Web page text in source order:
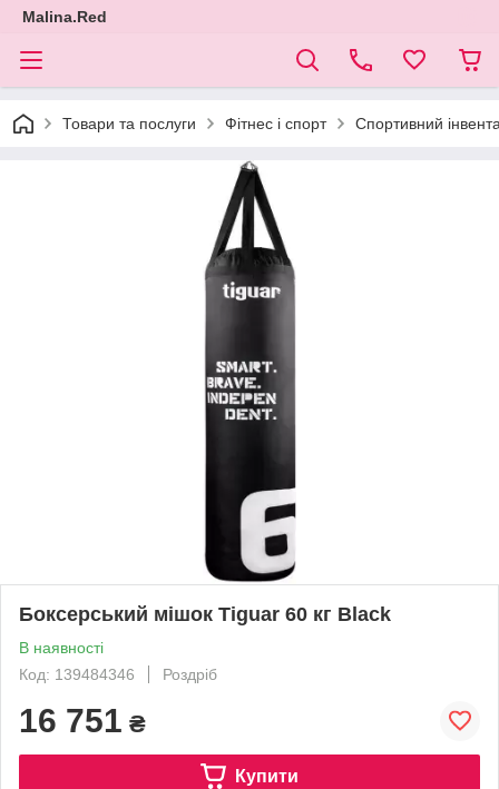
Malina.Red
Товари та послуги Фітнес і спорт Спортивний
Боксерський мішок Tiguar 60 кг Black
В наявності
Код: 139484346
Роздріб
16 751 ₴
Купити